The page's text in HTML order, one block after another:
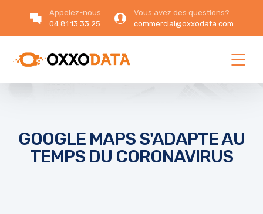
Appelez-nous
04 81 13 33 25
Vous avez des questions?
commercial@oxxodata.com
GOOGLE MAPS S'ADAPTE AU
TEMPS DU CORONAVIRUS